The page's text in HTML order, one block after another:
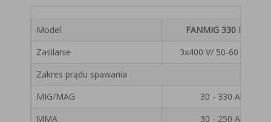
Model
FANMIG 330 LCD
Zasilanie
3x400 V/ 50-60 V/ Hz
Zakres prądu spawania
MIG/MAG
30 - 330 A
MMA
30 - 250 A